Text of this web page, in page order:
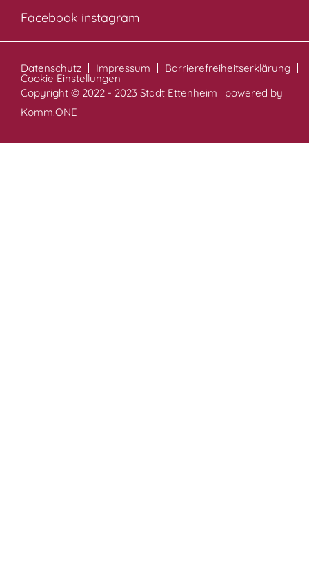
Facebook instagram
Datenschutz Impressum Barrierefreiheitserklärung
Cookie Einstellungen
Copyright © 2022 - 2023 Stadt Ettenheim | powered by
Komm.ONE